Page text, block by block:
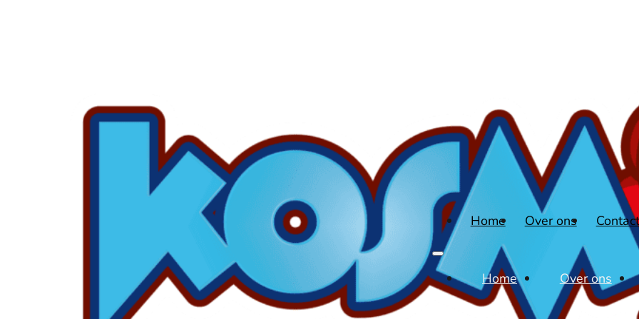
Home Over ons Contact
Home Over ons